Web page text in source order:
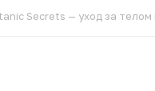
Secrets — уход за